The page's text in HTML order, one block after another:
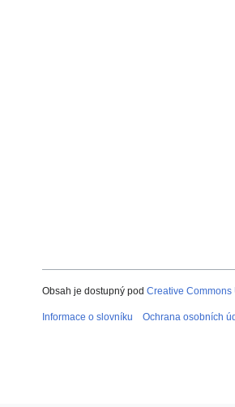
Obsah je dostupný pod Creative
Informace o slovníku Ochrana osobních